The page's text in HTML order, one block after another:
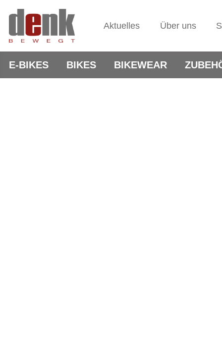
Aktuelles Über uns
E-BIKES BIKES BIKEWEAR